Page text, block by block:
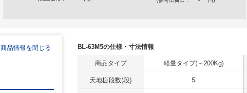
商品情報を閉じる BL-63M5の仕様・寸法情報
商品タイプ 軽量タイプ(～200Kg)
天地棚段数(段) 5